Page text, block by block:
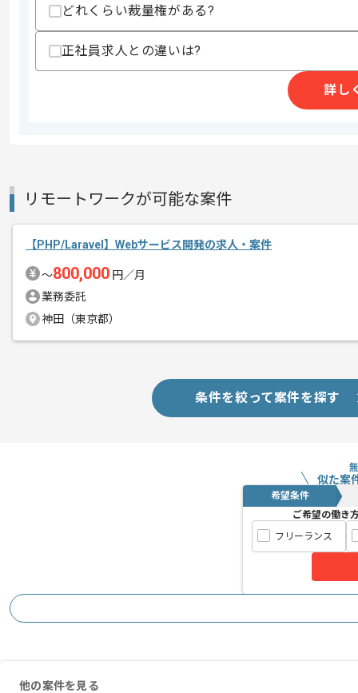
上記に似た経験やスキルをお持ちであれば申
精算条件
140時間〜200時間
その他募集要項
商談回数
作業開始日
2025/09/01
エージェントからのコ
メント
ご経験と実績に応じてスライド案件の
経験豊富なエンジニアと成長が出来る
スキルアップされたい方、長期的に参
常駐での作業を想定しております。
どれくらい裁量権がある?
正社員求人との違いは?
詳し
リモートワークが可能な案件
【PHP/Laravel】Webサービス開発の求人・案件
〜800,000 円／月
業務委託
神田（東京都）
条件を絞って案件を探す
似た案
希望条件
ご希望の働き
フリーランス
他の案件を見る